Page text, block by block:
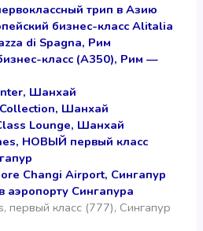
трип в Азию
бизнес-класс Alitalia
di Spagna, Рим
класс (А350), Рим —
Шанхай
Шанхай
Lounge, Шанхай
НОВЫЙ первый класс
Changi Airport, Сингапур
аэропорту Сингапура
первый класс (777), Сингапур